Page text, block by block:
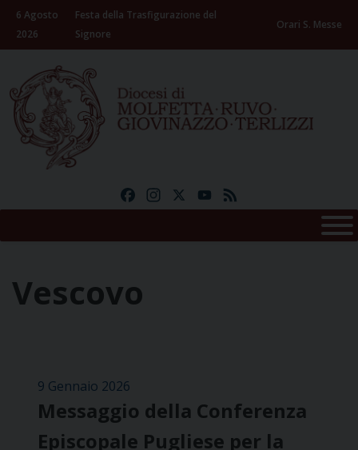
Skip
content
6 Agosto
2026
Festa della Trasfigurazione del
Signore
Orari S. Messe
FacebookInstagramYouTube
Vescovo
9 Gennaio 2026
Messaggio della Conferenza
Episcopale Pugliese per la